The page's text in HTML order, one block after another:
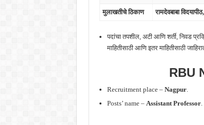
मुलाखतीचे ठिकाण रामदेवबाबा
पदांचा तपशील, अटी आणि शर्ती, निवड
माहितीसाठी आणि इतर माहितीसाठी
RBU
Recruitment place – Nagpur.
Posts’ name – Assistant Professor.